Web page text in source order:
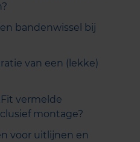
bandenwissel bij
van een (lekke)
vermelde
montage?
voor uitlijnen en